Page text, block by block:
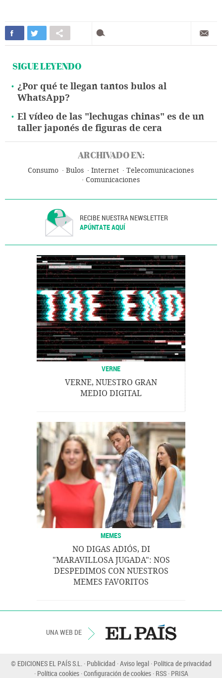
SIGUE LEYENDO
¿Por qué te llegan tantos bulos al
WhatsApp?
El vídeo de las "lechugas chinas" es de un
taller japonés de figuras de cera
ARCHIVADO EN:
Consumo Bulos Internet
Telecomunicaciones
Comunicaciones
RECIBE NUESTRA NEWSLETTER
APÚNTATE AQUÍ
VERNE
VERNE, NUESTRO GRAN
MEDIO DIGITAL
MEMES
NO DIGAS ADIÓS, DI
"MARAVILLOSA JUGADA": NOS
DESPEDIMOS CON NUESTROS
MEMES FAVORITOS
UNA WEB DE
© EDICIONES EL PAÍS S.L. Publicidad Aviso legal Política de privacidad
Política cookies Configuración de cookies RSS PRISA